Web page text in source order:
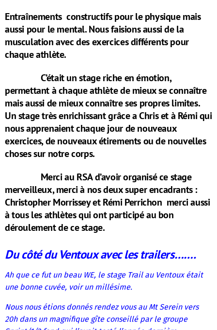
Entraînements constructifs pour le physique mais
aussi pour le mental. Nous faisions aussi de la
musculation avec des exercices différents pour
chaque athlète.
C’était un stage riche en émotion,
permettant à chaque athlète de mieux se connaître
mais aussi de mieux connaître ses propres limites.
Un stage très enrichissant grâce a Chris et à Rémi qui
nous apprenaient chaque jour de nouveaux
exercices, de nouveaux étirements ou de nouvelles
choses sur notre corps.
Merci au RSA d’avoir organisé ce stage
merveilleux, merci à nos deux super encadrants :
Christopher Morrissey et Rémi Perrichon merci aussi
à tous les athlètes qui ont participé au bon
déroulement de ce stage.
Du côté du Ventoux avec les trailers…….
Ah que ce fut un beau WE, le stage Trail au Ventoux était
une bonne cuvée, voir un millésime.
Nous nous étions donnés rendez vous au Mt Serein vers
20h dans un magnifique gîte conseillé par le groupe